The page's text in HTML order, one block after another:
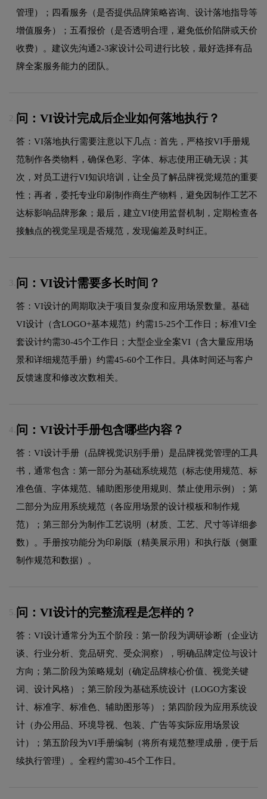
管理）；四看服务（是否提供品牌策略咨询、设计落地指导等
增值服务）；五看报价（是否透明合理，避免低价陷阱或天价
收费）。建议先沟通2-3家设计公司进行比较，最好选择有品
牌全案服务能力的团队。
2. 问：VI设计完成后企业如何落地执行？
答：VI落地执行需要注意以下几点：首先，严格按VI手册规
范制作各类物料，确保色彩、字体、标志使用正确无误；其
次，对员工进行VI知识培训，让全员了解品牌视觉规范的重要
性；再者，委托专业印刷制作商生产物料，避免因制作工艺不
达标影响品牌形象；最后，建立VI使用监督机制，定期检查各
接触点的视觉呈现是否规范，发现偏差及时纠正。
3. 问：VI设计需要多长时间？
答：VI设计的周期取决于项目复杂度和应用场景数量。基础
VI设计（含LOGO+基本规范）约需15-25个工作日；标准VI全
套设计约需30-45个工作日；大型企业全案VI（含大量应用场
景和详细规范手册）约需45-60个工作日。具体时间还与客户
反馈速度和修改次数相关。
4. 问：VI设计手册包含哪些内容？
答：VI设计手册（品牌视觉识别手册）是品牌视觉管理的工具
书，通常包含：第一部分为基础系统规范（标志使用规范、标
准色值、字体规范、辅助图形使用规则、禁止使用示例）；第
二部分为应用系统规范（各应用场景的设计模板和制作规
范）；第三部分为制作工艺说明（材质、工艺、尺寸等详细参
数）。手册按功能分为印刷版（精美展示用）和执行版（侧重
制作规范和数据）。
5. 问：VI设计的完整流程是怎样的？
答：VI设计通常分为五个阶段：第一阶段为调研诊断（企业访
谈、行业分析、竞品研究、受众洞察），明确品牌定位与设计
方向；第二阶段为策略规划（确定品牌核心价值、视觉关键
词、设计风格）；第三阶段为基础系统设计（LOGO方案设
计、标准字、标准色、辅助图形等）；第四阶段为应用系统设
计（办公用品、环境导视、包装、广告等实际应用场景设
计）；第五阶段为VI手册编制（将所有规范整理成册，便于后
续执行管理）。全程约需30-45个工作日。